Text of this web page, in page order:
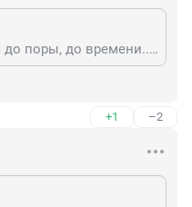
Любая семья нормальная до поры, до времени... Увы и ах
+1 –2